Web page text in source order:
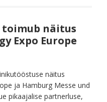
toimub näitus
Expo Europe
näitus
ja Hamburg Messe und
pikaajalise partnerluse,